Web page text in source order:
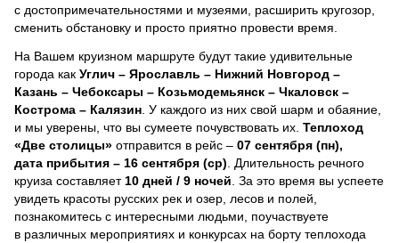
с достопримечательностями и музеями, расширить кругозор,
сменить обстановку и просто приятно провести время.
На Вашем круизном маршруте будут такие удивительные
города как Углич – Ярославль – Нижний Новгород –
Казань – Чебоксары – Козьмодемьянск – Чкаловск –
Кострома – Калязин . У каждого из них свой шарм и обаяние,
и мы уверены, что вы сумеете почувствовать их. Теплоход
«Две столицы» отправится в рейс – 07 сентября (пн),
дата прибытия – 16 сентября (ср) . Длительность речного
круиза составляет 10 дней / 9 ночей За это время вы успеете
увидеть красоты русских рек и озер, лесов и полей,
познакомитесь с интересными людьми, поучаствуете
в различных мероприятиях и конкурсах на борту теплохода